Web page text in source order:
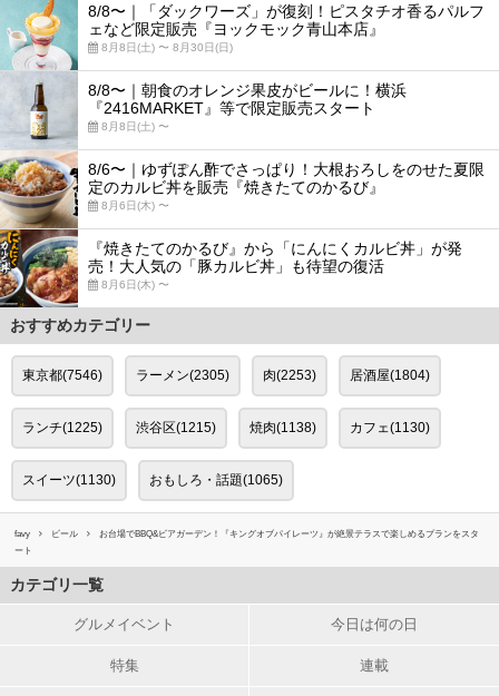
8/8〜｜「ダックワーズ」が復刻！ピスタチオ香るパルフ
ェなど限定販売『ヨックモック青山本店』
8月8日(土) 〜 8月30日(日)
8/8〜｜朝食のオレンジ果皮がビールに！横浜
『2416MARKET』等で限定販売スタート
8月8日(土) 〜
8/6〜｜ゆずぽん酢でさっぱり！大根おろしをのせた夏限
定のカルビ丼を販売『焼きたてのかるび』
8月6日(木) 〜
『焼きたてのかるび』から「にんにくカルビ丼」が発
売！大人気の「豚カルビ丼」も待望の復活
8月6日(木) 〜
おすすめカテゴリー
東京都(7546) ラーメン(2305) 肉(2253) 居酒屋(1804)
ランチ(1225) 渋谷区(1215) 焼肉(1138) カフェ(1130)
スイーツ(1130) おもしろ・話題(1065)
favy ビール
お台場でBBQ&ビアガーデン！『キングオブパイレーツ』が絶景テラスで楽しめるプランをスタ
ート
カテゴリ一覧
グルメイベント 今日は何の日
特集 連載